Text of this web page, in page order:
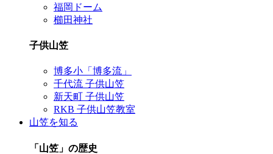
福岡ドーム
櫛田神社
子供山笠
博多小「博多流」
千代流 子供山笠
新天町 子供山笠
RKB 子供山笠教室
山笠を知る
「山笠」の歴史